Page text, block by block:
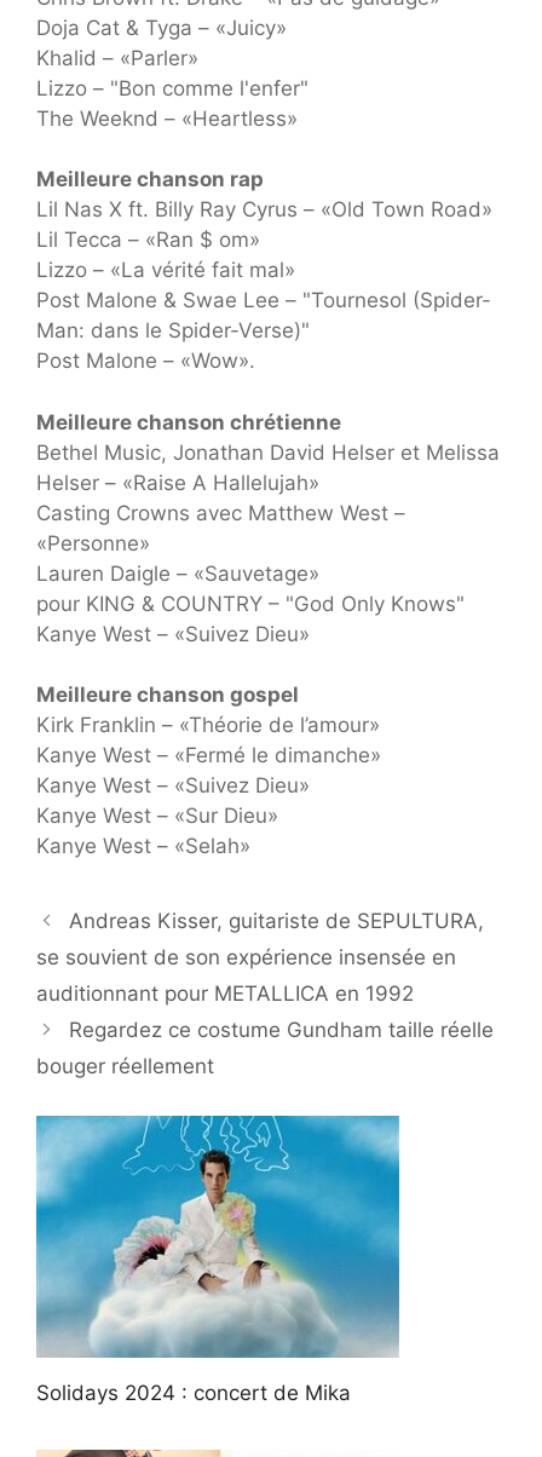
Doja Cat & Tyga – «Juicy»
Khalid – «Parler»
Lizzo – "Bon comme l'enfer"
The Weeknd – «Heartless»
Meilleure chanson rap
Lil Nas X ft. Billy Ray Cyrus – «Old Town Road»
Lil Tecca – «Ran $ om»
Lizzo – «La vérité fait mal»
Post Malone & Swae Lee – "Tournesol (Spider-
Man: dans le Spider-Verse)"
Post Malone – «Wow».
Meilleure chanson chrétienne
Bethel Music, Jonathan David Helser et Melissa
Helser – «Raise A Hallelujah»
Casting Crowns avec Matthew West –
«Personne»
Lauren Daigle – «Sauvetage»
pour KING & COUNTRY – "God Only Knows"
Kanye West – «Suivez Dieu»
Meilleure chanson gospel
Kirk Franklin – «Théorie de l’amour»
Kanye West – «Fermé le dimanche»
Kanye West – «Suivez Dieu»
Kanye West – «Sur Dieu»
Kanye West – «Selah»
Andreas Kisser, guitariste de SEPULTURA,
se souvient de son expérience insensée en
auditionnant pour METALLICA en 1992
Regardez ce costume Gundham taille réelle
bouger réellement
Solidays 2024 : concert de Mika